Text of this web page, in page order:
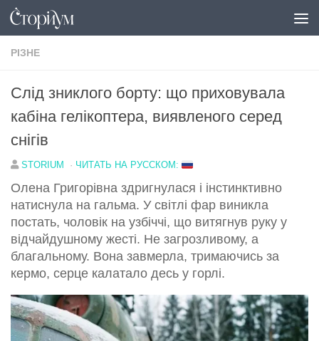
Перейти до вмісту
РІЗНЕ
Слід зниклого борту: що приховувала
кабіна гелікоптера, виявленого серед
снігів
STORIUM · ЧИТАТЬ НА РУССКОМ:
Олена Григорівна здригнулася і інстинктивно
натиснула на гальма. У світлі фар виникла
постать, чоловік на узбіччі, що витягнув руку у
відчайдушному жесті. Не загрозливому, а
благальному. Вона завмерла, тримаючись за
кермо, серце калатало десь у горлі.